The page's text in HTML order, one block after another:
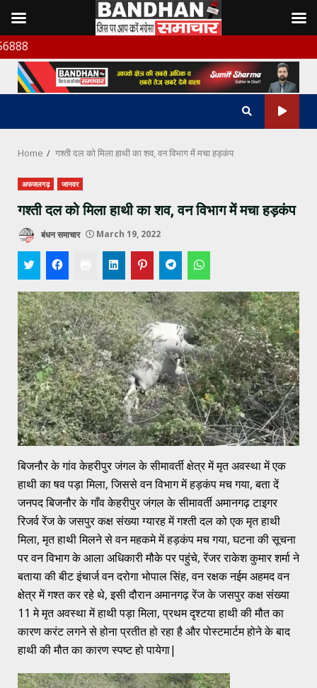
Skip
to
content
Home गश्ती दल को मिला हाथी का शव, वन विभाग में मचा हड़कंप
अफजलगढ़ जानवर
गश्ती दल को मिला हाथी का शव, वन विभाग में मचा हड़कंप
बंधन समाचार March 19, 2022
बिजनौर के गांव केहरीपुर जंगल के सीमावर्ती क्षेत्र में मृत अवस्था में एक
हाथी का षव पड़ा मिला, जिससे वन विभाग में हड़कंप मच गया, बता दें
जनपद बिजनौर के गाँव केहरीपुर जंगल के सीमावर्ती अमानगढ़ टाइगर
रिजर्व रेंज के जसपुर कक्ष संख्या ग्यारह में गश्ती दल को एक मृत हाथी
मिला, मृत हाथी मिलने से वन महकमे में हड़कंप मच गया, घटना की सूचना
पर वन विभाग के आला अधिकारी मौके पर पहुंचे, रेंजर राकेश कुमार शर्मा ने
बताया की बीट इंचार्ज वन दरोगा भोपाल सिंह, वन रक्षक नईम अहमद वन
क्षेत्र में गश्त कर रहे थे, इसी दौरान अमानगढ़ रेंज के जसपुर कक्ष संख्या
11 मे मृत अवस्था में हाथी पड़ा मिला, प्रथम दृश्टया हाथी की मौत का
कारण करंट लगने से होना प्रतीत हो रहा है और पोस्टमार्टम होने के बाद
हाथी की मौत का कारण स्पष्ट हो पायेगा|